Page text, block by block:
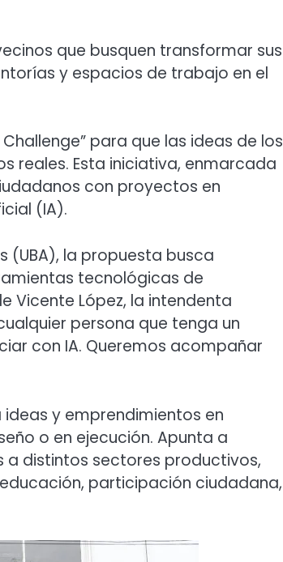
que busquen transformar sus
y espacios de trabajo en el
para que las ideas de los
reales. Esta iniciativa, enmarcada
con proyectos en
(IA).
(UBA), la propuesta busca
tecnológicas de
Vicente López, la intendenta
persona que tenga un
con IA. Queremos acompañar
y emprendimientos en
o en ejecución. Apunta a
a distintos sectores productivos,
participación ciudadana,